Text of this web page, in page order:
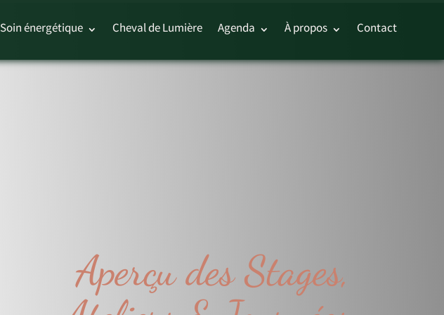
Soin énergétique Cheval de Lumière Agenda À propos Contact
Aperçu des Stages,